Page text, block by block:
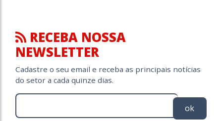
RECEBA NOSSA
NEWSLETTER
Cadastre o seu email e receba as principais notícias
do setor a cada quinze dias.
ok